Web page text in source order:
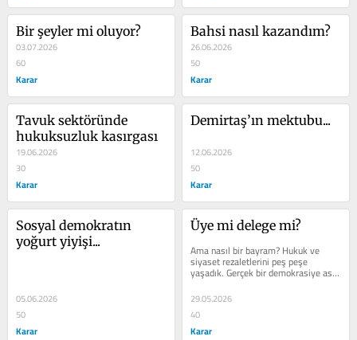
Bir şeyler mi oluyor?
03.07.2026
60
Karar
Bahsi nasıl kazandım?
26.06.2026
50
Karar
Tavuk sektöründe
hukuksuzluk kasırgası
19.06.2026
30
Karar
Demirtaş’ın mektubu...
12.06.2026
50
Karar
Sosyal demokratın
yoğurt yiyişi...
05.06.2026
50
Karar
Üye mi delege mi?
Ama nasıl bir bayram? Hukuk ve
siyaset rezaletlerini peş peşe
yaşadık. Gerçek bir demokrasiye asla
yakışmayacak bir aldırmazlıkla 43...
29.05.2026
40
Karar